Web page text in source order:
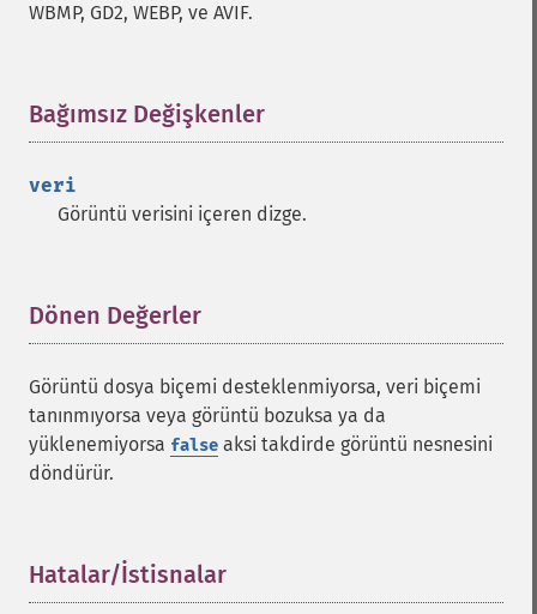
WBMP, GD2, WEBP, ve AVIF.
Bağımsız Değişkenler
veri
Görüntü verisini içeren dizge.
Dönen Değerler
Görüntü dosya biçemi desteklenmiyorsa, veri biçemi
tanınmıyorsa veya görüntü bozuksa ya da
yüklenemiyorsa false aksi takdirde görüntü nesnesini
döndürür.
Hatalar/İstisnalar